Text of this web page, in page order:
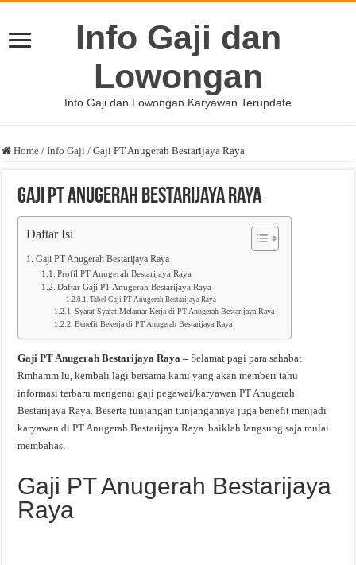
Info Gaji dan
Lowongan
Info Gaji dan Lowongan Karyawan Terupdate
Home / Info Gaji / Gaji PT Anugerah Bestarijaya Raya
Gaji PT Anugerah Bestarijaya Raya
Daftar Isi
Gaji PT Anugerah Bestarijaya Raya
Profil PT Anugerah Bestarijaya Raya
Daftar Gaji PT Anugerah Bestarijaya Raya
Tabel Gaji PT Anugerah Bestarijaya Raya
Syarat Syarat Melamar Kerja di PT Anugerah Bestarijaya Raya
Benefit Bekerja di PT Anugerah Bestarijaya Raya
Gaji PT Anugerah Bestarijaya Raya –Selamat pagi para sahabat
Rmhamm.lu, kembali lagi bersama kami yang akan memberi tahu
informasi terbaru mengenai gaji pegawai/karyawan PT Anugerah
Bestarijaya Raya. Beserta tunjangan tunjangannya juga benefit menjadi
karyawan di PT Anugerah Bestarijaya Raya. baiklah langsung saja mulai
membahas.
Gaji PT Anugerah Bestarijaya
Raya